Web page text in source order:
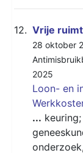
12. Vrije
28 oktober
2025
Loon- en
...